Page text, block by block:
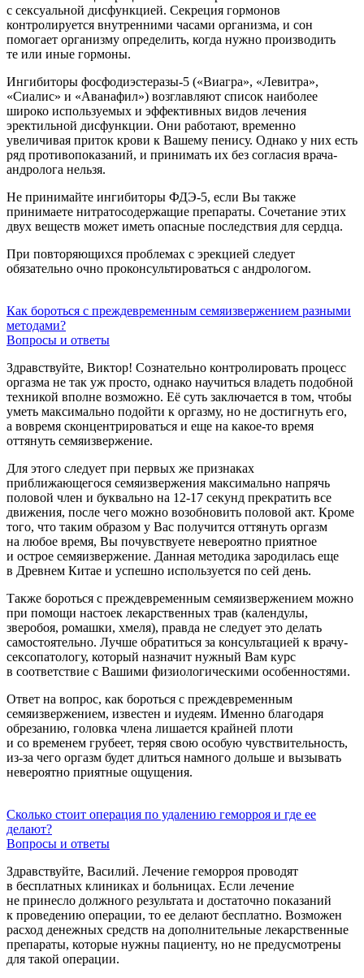
с сексуальной дисфункцией. Секреция гормонов
контролируется внутренними часами организма, и сон
помогает организму определить, когда нужно производить
те или иные гормоны.
Ингибиторы фосфодиэстеразы-5 («Виагра», «Левитра»,
«Сиалис» и «Аванафил») возглавляют список наиболее
широко используемых и эффективных видов лечения
эректильной дисфункции. Они работают, временно
увеличивая приток крови к Вашему пенису. Однако у них есть
ряд противопоказаний, и принимать их без согласия врача-
андролога нельзя.
Не принимайте ингибиторы ФДЭ-5, если Вы также
принимаете нитратосодержащие препараты. Сочетание этих
двух веществ может иметь опасные последствия для сердца.
При повторяющихся проблемах с эрекцией следует
обязательно очно проконсультироваться с андрологом.
Как бороться с преждевременным семяизвержением разными
методами?
Вопросы и ответы
Здравствуйте, Виктор! Сознательно контролировать процесс
оргазма не так уж просто, однако научиться владеть подобной
техникой вполне возможно. Её суть заключается в том, чтобы
уметь максимально подойти к оргазму, но не достигнуть его,
а вовремя сконцентрироваться и еще на какое-то время
оттянуть семяизвержение.
Для этого следует при первых же признаках
приближающегося семяизвержения максимально напрячь
половой член и буквально на 12-17 секунд прекратить все
движения, после чего можно возобновить половой акт. Кроме
того, что таким образом у Вас получится оттянуть оргазм
на любое время, Вы почувствуете невероятно приятное
и острое семяизвержение. Данная методика зародилась еще
в Древнем Китае и успешно используется по сей день.
Также бороться с преждевременным семяизвержением можно
при помощи настоек лекарственных трав (календулы,
зверобоя, ромашки, хмеля), правда не следует это делать
самостоятельно. Лучше обратиться за консультацией к врачу-
сексопатологу, который назначит нужный Вам курс
в соответствие с Вашими физиологическими особенностями.
Ответ на вопрос, как бороться с преждевременным
семяизвержением, известен и иудеям. Именно благодаря
обрезанию, головка члена лишается крайней плоти
и со временем грубеет, теряя свою особую чувствительность,
из-за чего оргазм будет длиться намного дольше и вызывать
невероятно приятные ощущения.
Сколько стоит операция по удалению геморроя и где ее
делают?
Вопросы и ответы
Здравствуйте, Василий. Лечение геморроя проводят
в бесплатных клиниках и больницах. Если лечение
не принесло должного результата и достаточно показаний
к проведению операции, то ее делают бесплатно. Возможен
расход денежных средств на дополнительные лекарственные
препараты, которые нужны пациенту, но не предусмотрены
для такой операции.